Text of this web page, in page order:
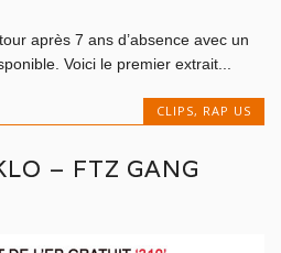
après 7 ans d’absence avec un
Voici le premier extrait...
CLIPS, RAP US
– FTZ GANG